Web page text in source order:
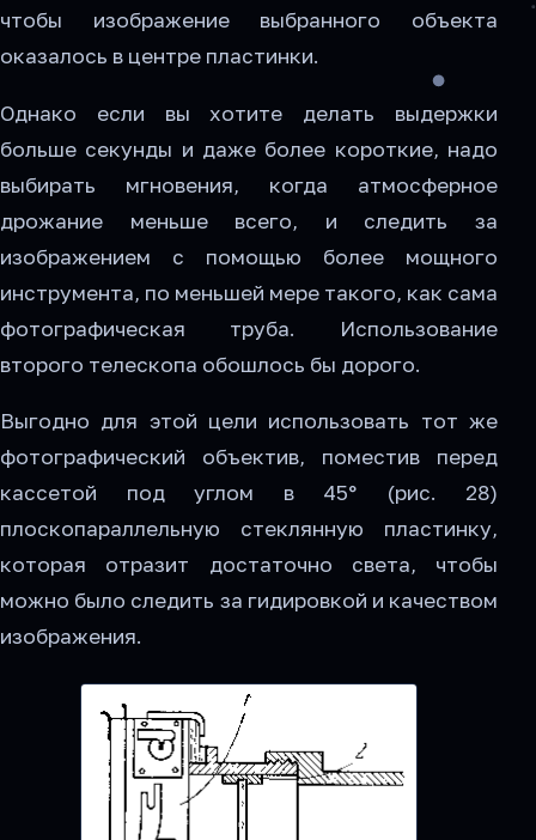
чтобы изображение выбранного объекта
оказалось в центре пластинки.
Однако если вы хотите делать выдержки
больше секунды и даже более короткие, надо
выбирать мгновения, когда атмосферное
дрожание меньше всего, и следить за
изображением с помощью более мощного
инструмента, по меньшей мере такого, как сама
фотографическая труба. Использование
второго телескопа обошлось бы дорого.
Выгодно для этой цели использовать тот же
фотографический объектив, поместив перед
кассетой под углом в 45° (рис. 28)
плоскопараллельную стеклянную пластинку,
которая отразит достаточно света, чтобы
можно было следить за гидировкой и качеством
изображения.